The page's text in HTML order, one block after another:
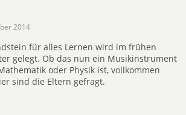
2014
für alles Lernen wird im frühen
gelegt. Ob das nun ein Musikinstrument
oder Physik ist, vollkommen
sind die Eltern gefragt.